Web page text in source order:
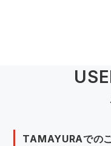
TAMAYURAでの